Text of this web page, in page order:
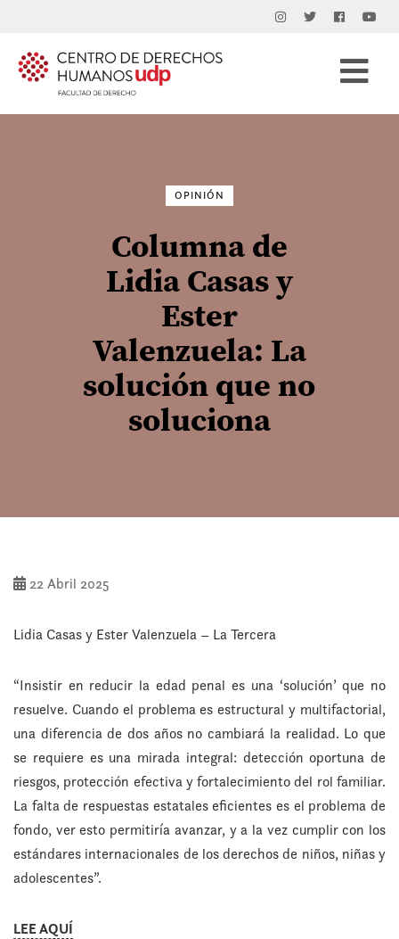
OPINIÓN
Columna de
Lidia Casas y
Ester
Valenzuela: La
solución que no
soluciona
22 Abril 2025
Lidia Casas y Ester Valenzuela – La Tercera
“Insistir en reducir la edad penal es una ‘solución’ que no
resuelve. Cuando el problema es estructural y multifactorial,
una diferencia de dos años no cambiará la realidad. Lo que
se requiere es una mirada integral: detección oportuna de
riesgos, protección efectiva y fortalecimiento del rol familiar.
La falta de respuestas estatales eficientes es el problema de
fondo, ver esto permitiría avanzar, y a la vez cumplir con los
estándares internacionales de los derechos de niños, niñas y
adolescentes”.
LEE AQUÍ